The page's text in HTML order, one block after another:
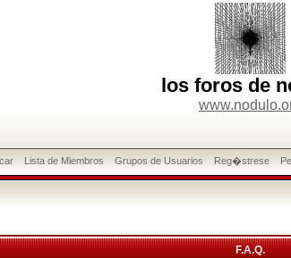
los foros de
Lista de Miembros Grupos de Usuarios Reg�strese
F.A.Q.